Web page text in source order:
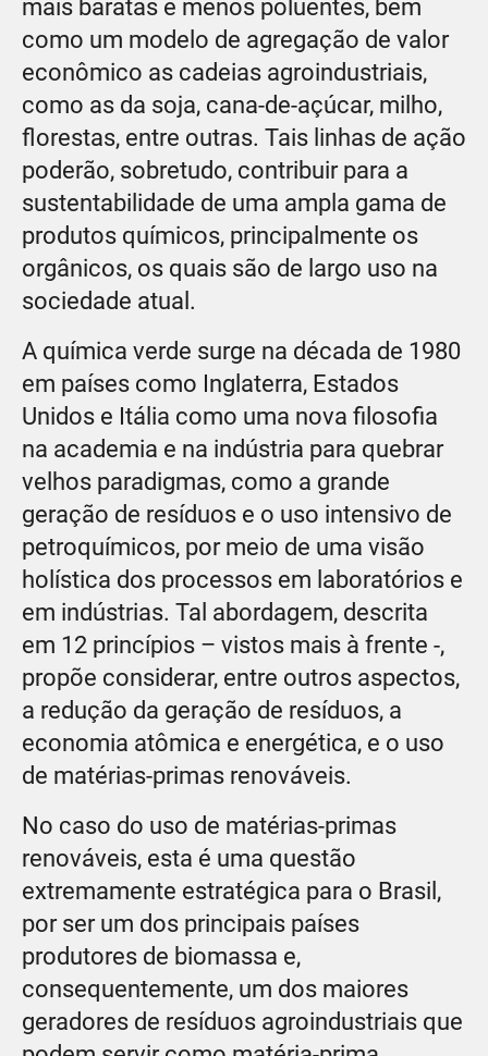
mais baratas e menos poluentes, bem
como um modelo de agregação de valor
econômico as cadeias agroindustriais,
como as da soja, cana-de-açúcar, milho,
florestas, entre outras. Tais linhas de ação
poderão, sobretudo, contribuir para a
sustentabilidade de uma ampla gama de
produtos químicos, principalmente os
orgânicos, os quais são de largo uso na
sociedade atual.
A química verde surge na década de 1980
em países como Inglaterra, Estados
Unidos e Itália como uma nova filosofia
na academia e na indústria para quebrar
velhos paradigmas, como a grande
geração de resíduos e o uso intensivo de
petroquímicos, por meio de uma visão
holística dos processos em laboratórios e
em indústrias. Tal abordagem, descrita
em 12 princípios – vistos mais à frente -,
propõe considerar, entre outros aspectos,
a redução da geração de resíduos, a
economia atômica e energética, e o uso
de matérias-primas renováveis.
No caso do uso de matérias-primas
renováveis, esta é uma questão
extremamente estratégica para o Brasil,
por ser um dos principais países
produtores de biomassa e,
consequentemente, um dos maiores
geradores de resíduos agroindustriais que